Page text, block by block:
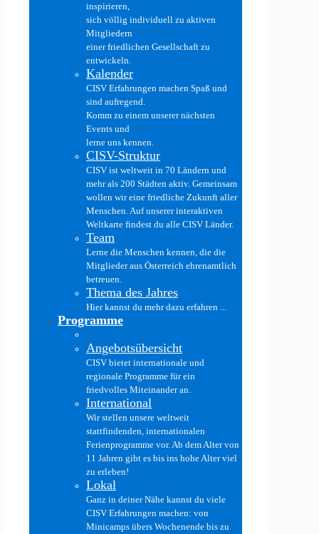
inspirieren,
sich völlig individuell zu aktiven
Mitgliedern
einer friedlichen Gesellschaft zu
entwickeln.
Kalender
CISV Erfahrungen machen Spaß und
sind aufregend.
Komm zu einem unserer nächsten
Events und
lerne uns kennen.
CISV-Struktur
CISV ist weltweit in 70 Ländern und
mehr als 200 Städten aktiv. Gemeinsam
wollen wir eine friedliche Zukunft aller
Menschen. Auf unserer interaktiven
Weltkarte findest du alle CISV Länder.
Team
Lerne die Menschen kennen, die die
Mitglieder aus Österreich ehrenamtlich
betreuen.
Thema des Jahres
Hier kannst du mehr dazu erfahren ...
Programme
Angebotsübersicht
CISV bietet internationale und
regionale Programme für ein
friedvolles Miteinander an.
International
Wir stellen unsere weltweit
stattfindenden, internationalen
Ferienprogramme vor. Ab dem Alter von
11 Jahren gibt es bis ins hohe Alter viel
zu erleben!
Lokal
Ganz in deiner Nähe kannst du viele
CISV Erfahrungen machen: von
Minicamps übers Wochenende bis zu